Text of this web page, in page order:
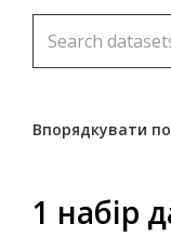
Впорядкувати по
1 набір